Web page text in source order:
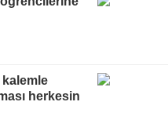
kalemle
herkesin